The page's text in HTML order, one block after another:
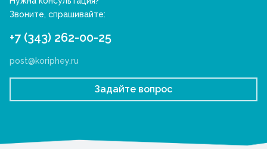
Звоните, спрашивайте:
+7 (343) 262-00-25
post@koriphey.ru
Задайте вопрос